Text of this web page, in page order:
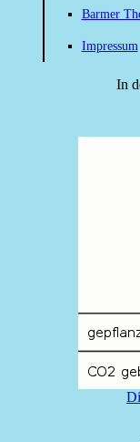
Barmer
Impressum
In